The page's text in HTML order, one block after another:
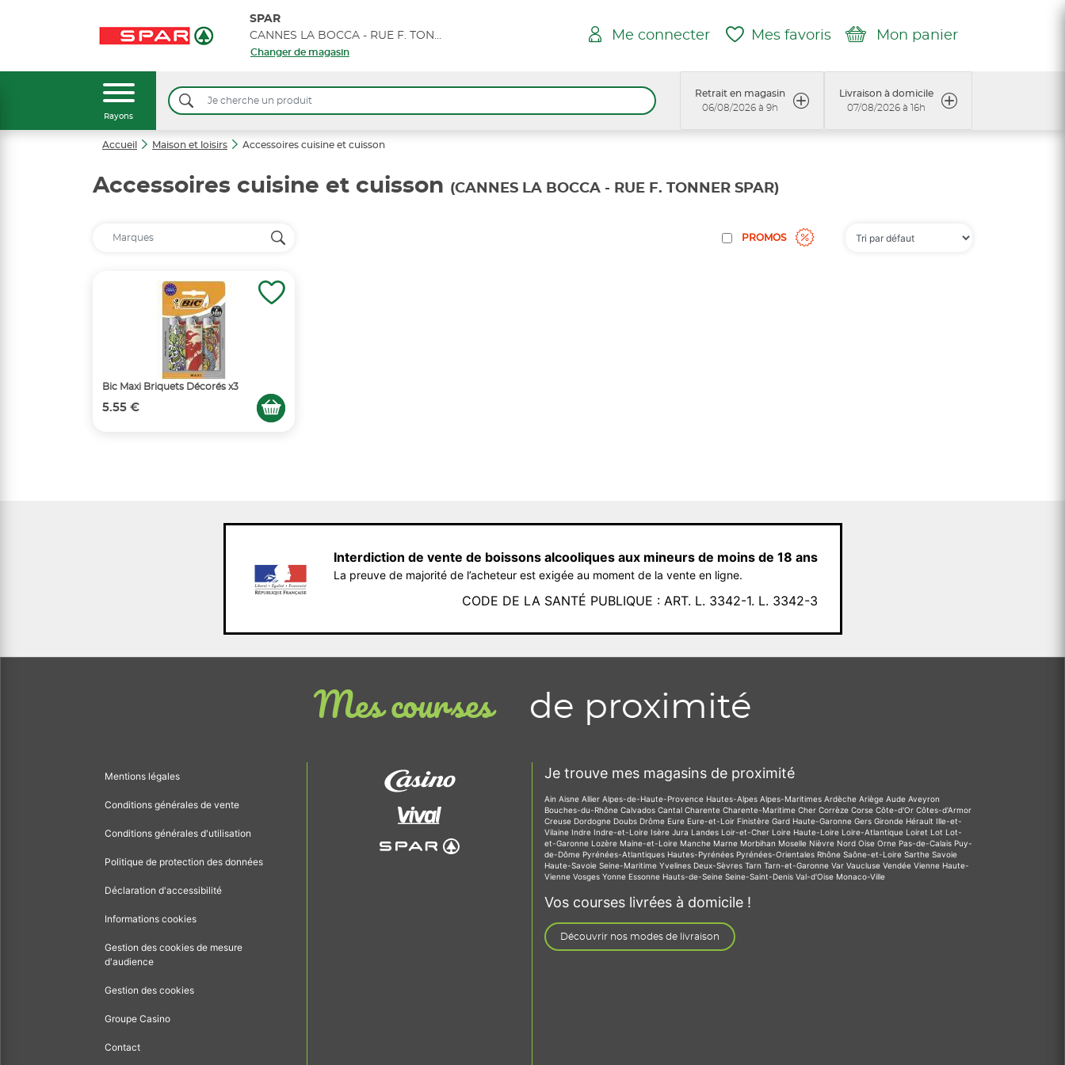
SPAR
CANNES LA BOCCA - RUE F. TONNER SPAR
Changer de magasin
Me connecter Mes favoris Mon panier
Rayons
Retrait en magasin
06/08/2026 à 9h
Livraison à domicile
07/08/2026 à 16h
Accueil Maison et loisirs Accessoires cuisine et cuisson
Accessoires cuisine et cuisson (CANNES LA BOCCA - RUE F. TONNER SPAR)
PROMOS
Bic Maxi Briquets Décorés x3
5.55 €
Interdiction de vente de boissons alcooliques aux mineurs de moins de 18 ans
La preuve de majorité de l’acheteur est exigée au moment de la vente en ligne.
CODE DE LA SANTÉ PUBLIQUE : ART. L. 3342-1. L. 3342-3
Mes courses de proximité
Mentions légales
Conditions générales de vente
Conditions générales d'utilisation
Politique de protection des données
Déclaration d'accessibilité
Informations cookies
Gestion des cookies de mesure
d'audience
Gestion des cookies
Groupe Casino
Contact
Je trouve mes magasins de proximité
Ain Aisne Allier Alpes-de-Haute-Provence Hautes-Alpes Alpes-Maritimes Ardèche Ariège Aude Aveyron
Bouches-du-Rhône Calvados Cantal Charente Charente-Maritime Cher Corrèze Corse Côte-d'Or Côtes-d'Armor
Creuse Dordogne Doubs Drôme Eure Eure-et-Loir Finistère Gard Haute-Garonne Gers Gironde Hérault Ille-et-
Vilaine Indre Indre-et-Loire Isère Jura Landes Loir-et-Cher Loire Haute-Loire Loire-Atlantique Loiret Lot Lot-
et-Garonne Lozère Maine-et-Loire Manche Marne Morbihan Moselle Nièvre Nord Oise Orne Pas-de-Calais Puy-
de-Dôme Pyrénées-Atlantiques Hautes-Pyrénées Pyrénées-Orientales Rhône Saône-et-Loire Sarthe Savoie
Haute-Savoie Seine-Maritime Yvelines Deux-Sèvres Tarn Tarn-et-Garonne Var Vaucluse Vendée Vienne Haute-
Vienne Vosges Yonne Essonne Hauts-de-Seine Seine-Saint-Denis Val-d'Oise Monaco-Ville
Vos courses livrées à domicile !
Découvrir nos modes de livraison